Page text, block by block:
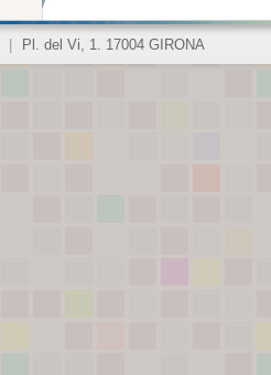
Pl. del Vi, 1. 17004 GIRONA